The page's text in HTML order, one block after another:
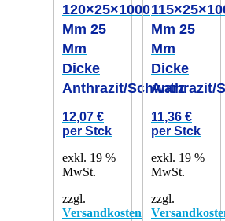
120×25×1000
Mm 25
Mm
Dicke
Anthrazit/schwarz
12,07 €
per Stck
exkl. 19 %
MwSt.
zzgl.
Versandkosten
Mm 25
Mm
Dicke
Anthrazit/
11,36 €
per Stck
exkl. 19 %
MwSt.
zzgl.